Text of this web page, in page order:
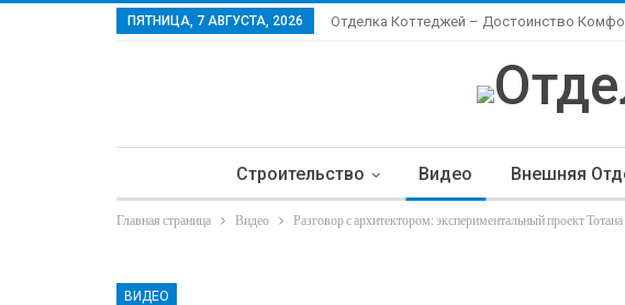
ПЯТНИЦА, 7 АВГУСТА, 2026 Отделка Коттеджей – Достоинство
Строительство Видео Внешняя
Ландшафтный
Главная страница Видео Разговор с архитектором: экспериментальный проект
ВИДЕО